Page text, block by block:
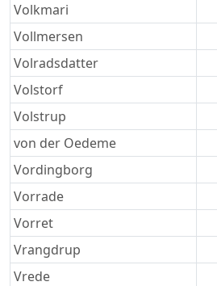
Volkmari
Vollmersen
Volradsdatter
Volstorf
Volstrup
von der Oedeme
Vordingborg
Vorrade
Vorret
Vrangdrup
Vrede